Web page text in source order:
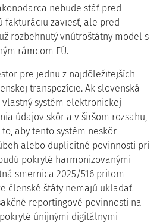
nebude stáť pred
fakturáciu zaviesť, ale pred
rozbehnutý vnútroštátny model s
rámcom EÚ.
pre jednu z najdôležitejších
transpozície. Ak slovenská
systém elektronickej
údajov skôr a v širšom rozsahu,
aby tento systém neskôr
alebo duplicitné povinnosti pri
pokryté harmonizovanými
smernica 2025/516 pritom
členské štáty nemajú ukladať
reportingové povinnosti na
únijnými digitálnymi